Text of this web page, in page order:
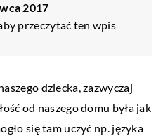
2017
przeczytać ten wpis
dziecka, zazwyczaj
od naszego domu była jak
się tam uczyć np. języka